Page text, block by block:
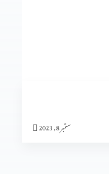
ستمبر 8, 2023